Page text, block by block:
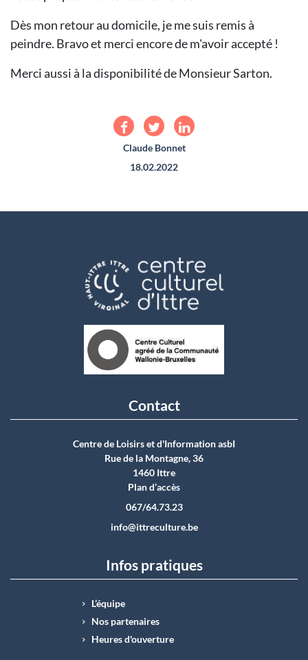
Dès mon retour au domicile, je me suis remis à
peindre. Bravo et merci encore de m'avoir accepté !
Merci aussi à la disponibilité de Monsieur Sarton.
Claude Bonnet
18.02.2022
Contact
Centre de Loisirs et d'Information asbI
Rue de la Montagne, 36
1460 Ittre
Plan d’accès
067/64.73.23
info@ittreculture.be
Infos pratiques
L’équipe
Nos partenaires
Heures d'ouverture